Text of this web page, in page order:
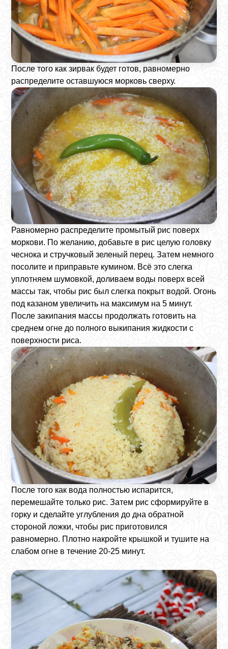
После того как зирвак будет готов, равномерно
распределите оставшуюся морковь сверху.
Равномерно распределите промытый рис поверх
моркови. По желанию, добавьте в рис целую головку
чеснока и стручковый зеленый перец. Затем немного
посолите и приправьте кумином. Всё это слегка
уплотняем шумовкой, доливаем воды поверх всей
массы так, чтобы рис был слегка покрыт водой. Огонь
под казаном увеличить на максимум на 5 минут.
После закипания массы продолжать готовить на
среднем огне до полного выкипания жидкости с
поверхности риса.
После того как вода полностью испарится,
перемешайте только рис. Затем рис сформируйте в
горку и сделайте углубления до дна обратной
стороной ложки, чтобы рис приготовился
равномерно. Плотно накройте крышкой и тушите на
слабом огне в течение 20-25 минут.